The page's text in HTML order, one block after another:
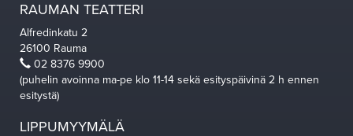
RAUMAN TEATTERI
Alfredinkatu 2
26100 Rauma
02 8376 9900
(puhelin avoinna ma-pe klo 11-14 sekä esityspäivinä 2 h ennen
esitystä)
LIPPUMYYMÄLÄ